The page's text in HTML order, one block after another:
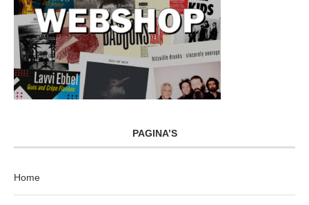
PAGINA’S
Home